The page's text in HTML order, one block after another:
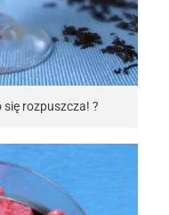
się rozpuszcza! ?